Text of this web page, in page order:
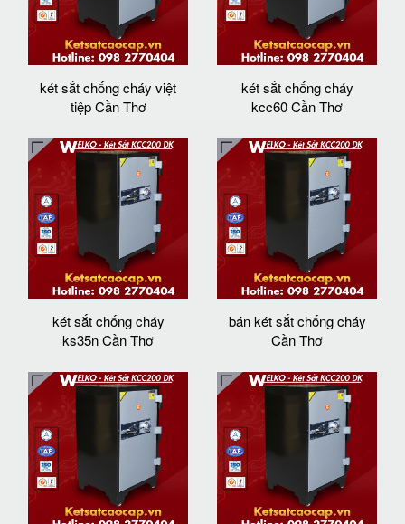
két sắt chống cháy việt
tiệp Cần Thơ
két sắt chống cháy
kcc60 Cần Thơ
két sắt chống cháy
ks35n Cần Thơ
bán két sắt chống cháy
Cần Thơ